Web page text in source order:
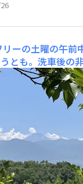
リーの土曜の午前
とも。洗車後の
しまいます。洗
た買い物をコー
撮影バイクでは
も同じ名称が使